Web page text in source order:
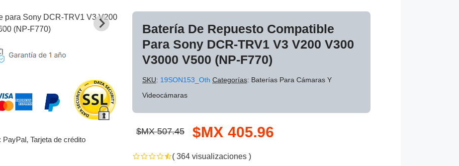
PayPal, Tarjeta de crédito
Batería De Repuesto Compatible
Para Sony DCR-TRV1 V3 V200 V300
V3000 V500 (NP-F770)
SKU: 19SON153_Oth Categorías: Baterías Para Cámaras Y
Videocámaras
$MX 507.45 $MX 405.96
( 364 visualizaciones )